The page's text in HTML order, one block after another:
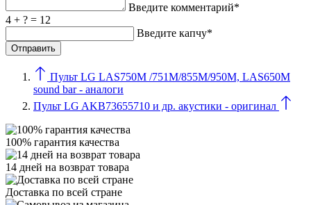
Введите комментарий*
4 + ? = 12
Введите капчу*
Пульт LG LAS750M /751M/855M/950M, LAS650M
sound bar - аналоги
Пульт LG AKB73655710 и др. акустики - оригинал
100% гарантия качества
14 дней на возврат товара
Доставка по всей стране